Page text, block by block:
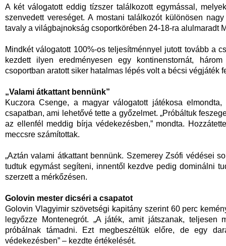
A két válogatott eddig tízszer találkozott egymással,
szenvedett vereséget. A mostani találkozót különösen
tavaly a világbajnokság csoportkörében 24-18-ra alulmaradt
Mindkét válogatott 100%-os teljesítménnyel jutott tovább a
kezdett ilyen eredményesen egy kontinenstornát,
csoportban aratott siker hatalmas lépés volt a bécsi végjáték
„Valami átkattant bennünk”
Kuczora Csenge, a magyar válogatott játékosa
csapatban, ami lehetővé tette a győzelmet. „Próbáltuk
az ellenfél meddig bírja védekezésben,” mondta.
meccsre számítottak.
„Aztán valami átkattant bennünk. Szemerey Zsófi védései
tudtuk egymást segíteni, innentől kezdve pedig dominálni
szerzett a mérkőzésen.
Golovin mester dicséri a csapatot
Golovin Vlagyimir szövetségi kapitány szerint 60 perc
legyőzze Montenegrót. „A játék, amit játszanak,
próbálnak támadni. Ezt megbeszéltük előre, de egy
védekezésben” – kezdte értékelését.